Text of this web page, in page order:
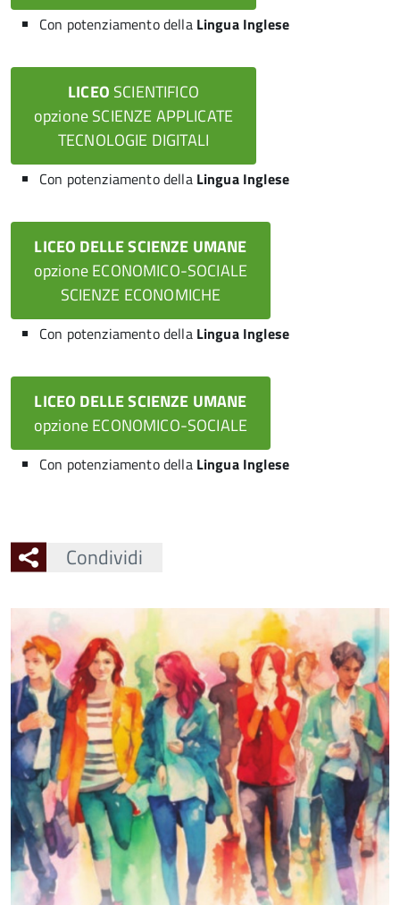
Con potenziamento della Lingua Inglese
LICEO SCIENTIFICO
opzione SCIENZE APPLICATE
TECNOLOGIE DIGITALI
Con potenziamento della Lingua Inglese
LICEO DELLE SCIENZE UMANE
opzione ECONOMICO-SOCIALE
SCIENZE ECONOMICHE
Con potenziamento della Lingua Inglese
LICEO DELLE SCIENZE UMANE
opzione ECONOMICO-SOCIALE
Con potenziamento della Lingua Inglese
Condividi